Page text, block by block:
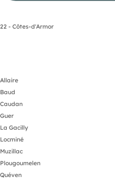
22 - Côtes-d'Armor
Allaire
Baud
Caudan
Guer
La Gacilly
Locminé
Muzillac
Plougoumelen
Quéven